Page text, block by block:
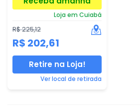
Loja em Cuiabá
R$ 225,12
R$ 202,61
Retire na Loja!
Ver local de retirada